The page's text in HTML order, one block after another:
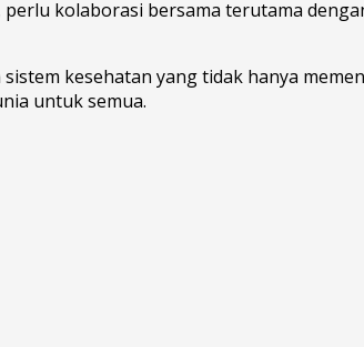
kolaborasi bersama terutama
kesehatan yang tidak hanya
untuk semua.